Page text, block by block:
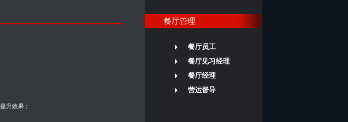
餐厅管理
餐厅员工
餐厅见习经理
餐厅经理
营运督导
升效果；